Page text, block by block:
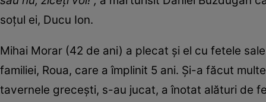
soțul ei, Ducu Ion.
Mihai Morar (42 de ani) a plecat și el cu fetele
familiei, Roua, care a împlinit 5 ani. Și-a făcut
tavernele grecești, s-au jucat, a înotat alături de